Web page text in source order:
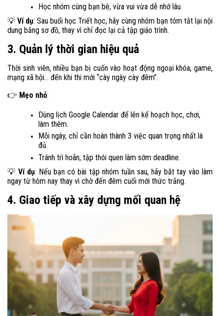
Học nhóm cùng bạn bè, vừa vui vừa dễ nhớ lâu.
💡 Ví dụ: Sau buổi học Triết học, hãy cùng nhóm bạn tóm tắt lại nội
dung bằng sơ đồ, thay vì chỉ đọc lại cả tập giáo trình.
3. Quản lý thời gian hiệu quả
Thời sinh viên, nhiều bạn bị cuốn vào hoạt động ngoại khóa, game,
mạng xã hội... đến khi thi mới “cày ngày cày đêm”.
👉 Mẹo nhỏ:
Dùng lịch Google Calendar để lên kế hoạch học, chơi,
làm thêm.
Mỗi ngày, chỉ cần hoàn thành 3 việc quan trọng nhất là
đủ.
Tránh trì hoãn, tập thói quen làm sớm deadline.
💡 Ví dụ: Nếu bạn có bài tập nhóm tuần sau, hãy bắt tay vào làm
ngay từ hôm nay thay vì chờ đến đêm cuối mới thức trắng.
4. Giao tiếp và xây dựng mối quan hệ